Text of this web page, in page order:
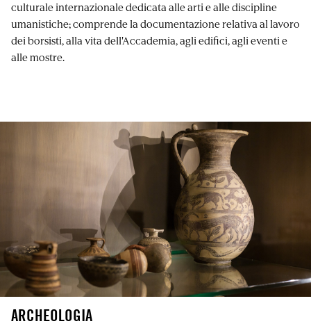
culturale internazionale dedicata alle arti e alle discipline
umanistiche; comprende la documentazione relativa al lavoro
dei borsisti, alla vita dell'Accademia, agli edifici, agli eventi e
alle mostre.
ARCHEOLOGIA